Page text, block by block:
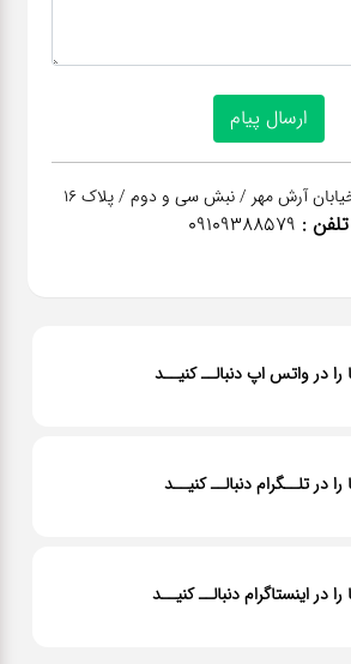
آرش مهر / نبش سی و دوم / پلاک 16
تلفن : 09109388579
را در واتس اپ دنبالــ کنیــد
را در تلــگرام دنبالــ کنیــد
را در اینستاگرام دنبالــ کنیــد